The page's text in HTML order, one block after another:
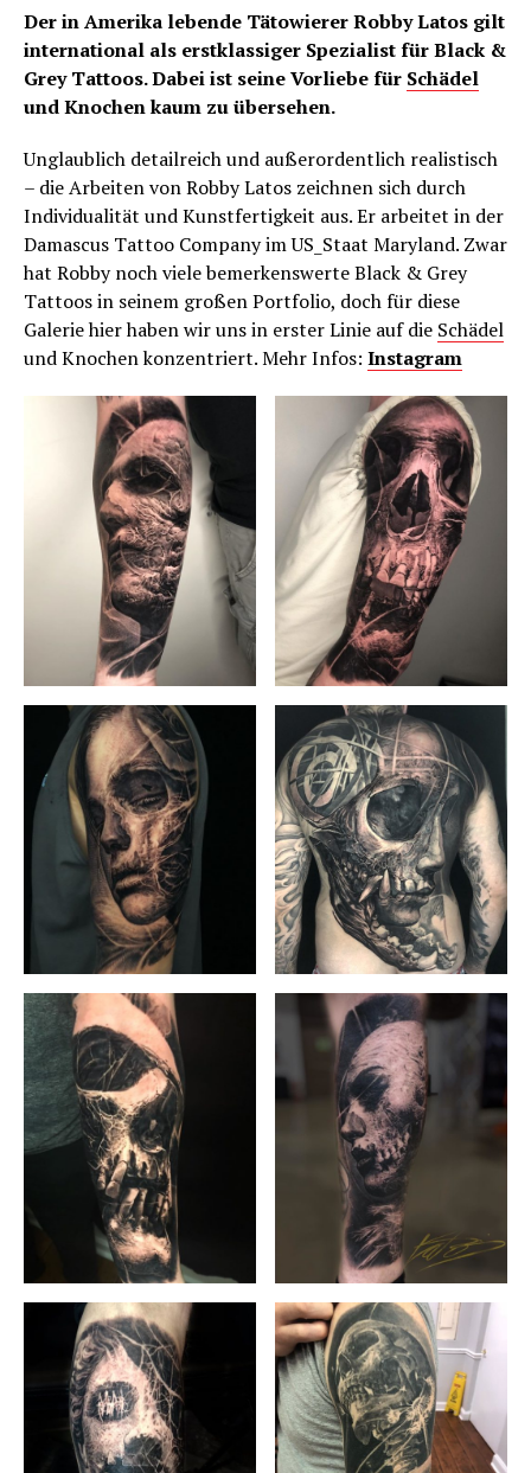
Der in Amerika lebende Tätowierer Robby Latos gilt
international als erstklassiger Spezialist für Black &
Grey Tattoos. Dabei ist seine Vorliebe für Schädel
und Knochen kaum zu übersehen.
Unglaublich detailreich und außerordentlich realistisch
– die Arbeiten von Robby Latos zeichnen sich durch
Individualität und Kunstfertigkeit aus. Er arbeitet in der
Damascus Tattoo Company im US_Staat Maryland. Zwar
hat Robby noch viele bemerkenswerte Black & Grey
Tattoos in seinem großen Portfolio, doch für diese
Galerie hier haben wir uns in erster Linie auf die Schädel
und Knochen konzentriert. Mehr Infos: Instagram